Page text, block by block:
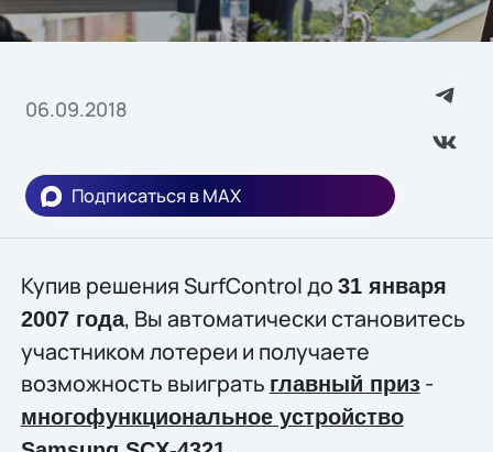
06.09.2018
Подписаться в MAX
Купив решения SurfControl до 31 января
2007 года, Вы автоматически становитесь
участником лотереи и получаете
возможность выиграть главный приз-
многофункциональное устройство